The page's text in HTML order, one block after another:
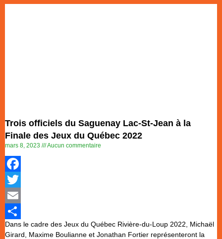
Trois officiels du Saguenay Lac-St-Jean à la
Finale des Jeux du Québec 2022
mars 8, 2023 Aucun commentaire
Facebook
Twitter
Email
Partager
Dans le cadre des Jeux du Québec Rivière-du-Loup 2022, Michaël
Girard, Maxime Boulianne et Jonathan Fortier représenteront la